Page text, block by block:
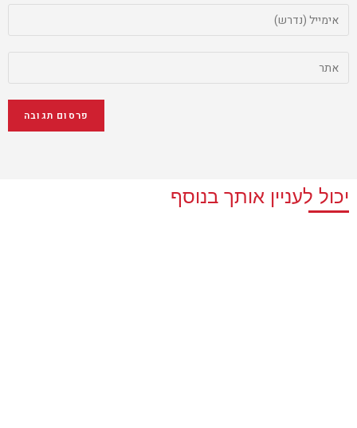
יכול לעניין אותך בנוסף